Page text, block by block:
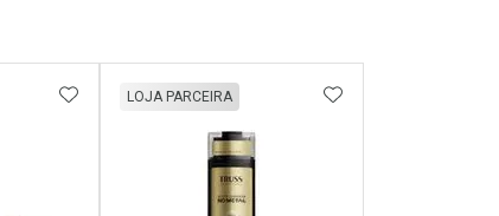
ADICIONAR AOS FAVORITOS
LOJA PARCEIRA ADICIONAR AOS